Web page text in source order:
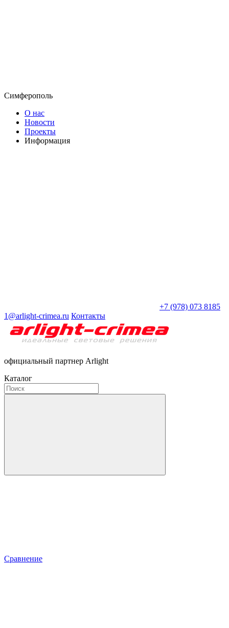
Симферополь
О нас
Новости
Проекты
Информация
+7 (978) 073 8185
1@arlight-crimea.ru Контакты
официальный партнер Arlight
Каталог
Сравнение